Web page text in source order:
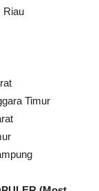
Riau
Timur